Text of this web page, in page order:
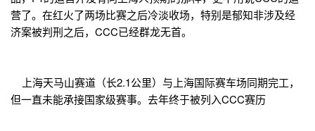
营了。在红火了两场比赛之后冷淡收场，特别是郁知非涉及经
济案被判刑之后，CCC已经群龙无首。
上海天马山赛道（长2.1公里）与上海国际赛车场同期完工，
但一直未能承接国家级赛事。去年终于被列入CCC赛历